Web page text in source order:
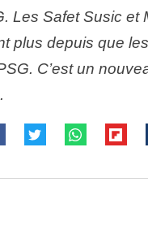
Les Safet Susic et
plus depuis que
C’est un